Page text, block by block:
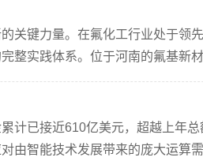
关键力量。在氟化工行业处于领
整实践体系。位于河南的氟基新
关键
计已接近610亿美元，超越上年
由智能技术发展带来的庞大运算